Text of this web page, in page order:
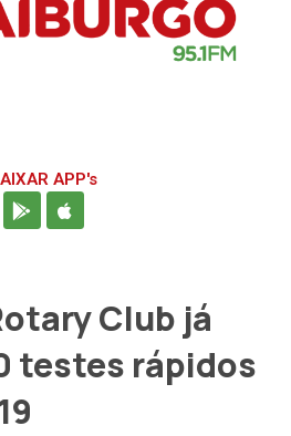
APP's
Club já
testes rápidos